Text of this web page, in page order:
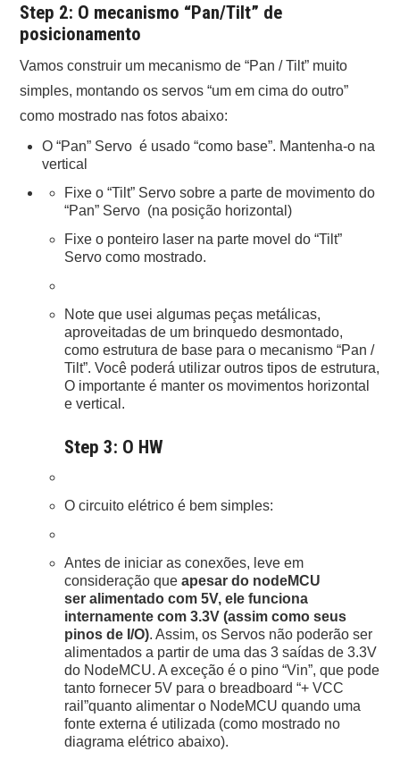
Step 2: O mecanismo “Pan/Tilt” de
posicionamento
Vamos construir um mecanismo de “Pan / Tilt” muito
simples, montando os servos “um em cima do outro”
como mostrado nas fotos abaixo:
O “Pan” Servo é usado “como base”. Mantenha-o na
vertical
Fixe o “Tilt” Servo sobre a parte de movimento do
“Pan” Servo (na posição horizontal)
Fixe o ponteiro laser na parte movel do “Tilt”
Servo como mostrado.
Note que usei algumas peças metálicas,
aproveitadas de um brinquedo desmontado,
como estrutura de base para o mecanismo “Pan /
Tilt”. Você poderá utilizar outros tipos de estrutura,
O importante é manter os movimentos horizontal
e vertical.
Step 3: O HW
O circuito elétrico é bem simples:
Antes de iniciar as conexões, leve em
consideração queapesar do nodeMCU
ser alimentado com 5V, ele funciona
internamente com 3.3V (assim como seus
pinos de I/O). Assim, os Servos não poderão ser
alimentados a partir de uma das 3 saídas de 3.3V
do NodeMCU. A exceção é o pino “Vin”, que pode
tanto fornecer 5V para o breadboard “+ VCC
rail”quanto alimentar o NodeMCU quando uma
fonte externa é utilizada (como mostrado no
diagrama elétrico abaixo).